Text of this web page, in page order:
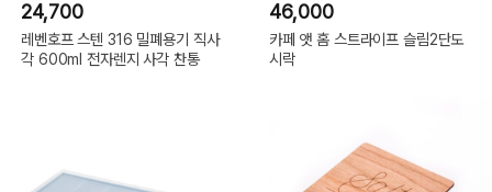
24,700
레벤호프 스텐 316 밀폐용기 직사
각 600ml 전자렌지 사각 찬통
46,000
카페 앳 홈 스트라이프 슬림2단도
시락